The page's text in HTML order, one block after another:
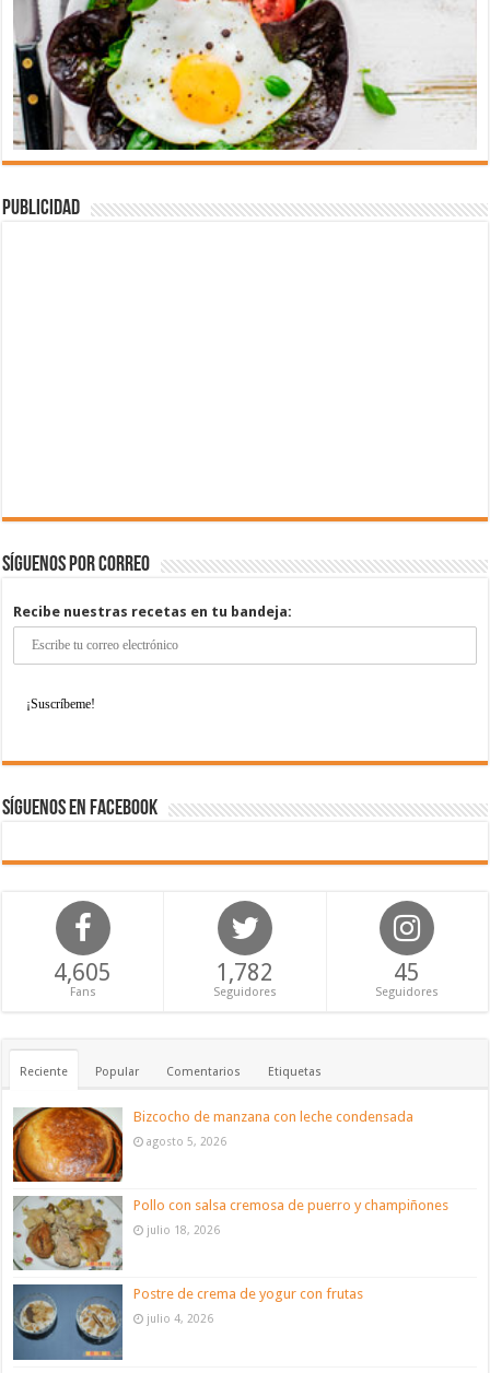
Publicidad
Síguenos por correo
Recibe nuestras recetas en tu bandeja:
Síguenos en Facebook
4,605
Fans
1,782
Seguidores
45
Seguidores
Reciente Popular Comentarios Etiquetas
Bizcocho de manzana con leche condensada
agosto 5, 2026
Pollo con salsa cremosa de puerro y champiñones
julio 18, 2026
Postre de crema de yogur con frutas
julio 4, 2026